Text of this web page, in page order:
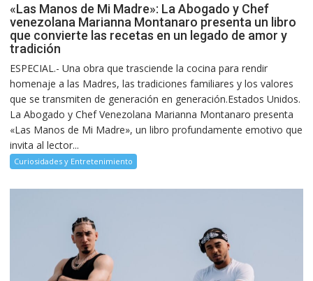
«Las Manos de Mi Madre»: La Abogado y Chef
venezolana Marianna Montanaro presenta un libro
que convierte las recetas en un legado de amor y
tradición
ESPECIAL.- Una obra que trasciende la cocina para rendir
homenaje a las Madres, las tradiciones familiares y los valores
que se transmiten de generación en generación.Estados Unidos.
La Abogado y Chef Venezolana Marianna Montanaro presenta
«Las Manos de Mi Madre», un libro profundamente emotivo que
invita al lector...
Curiosidades y Entretenimiento